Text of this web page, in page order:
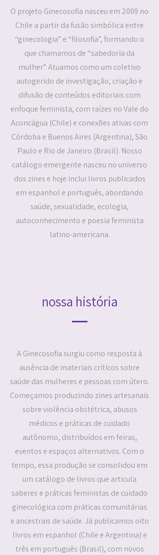
O projeto Ginecosofia nasceu em 2009 no
Chile a partir da fusão simbólica entre
“ginecologia” e “filosofia”, formando o
que chamamos de “sabedoria da
mulher”. Atuamos como um coletivo
autogerido de investigação, criação e
difusão de conteúdos editoriais com
enfoque feminista, com raízes no Vale do
Aconcágua (Chile) e conexões ativas com
Córdoba e Buenos Aires (Argentina), São
Paulo e Rio de Janeiro (Brasil). Nosso
catálogo emergente nasceu no universo
dos zines e hoje inclui livros publicados
em espanhol e português, abordando
saúde, sexualidade, ecologia,
autoconhecimento e poesia feminista
latino-americana.
nossa história
A Ginecosofia surgiu como resposta à
ausência de materiais críticos sobre
saúde das mulheres e pessoas com útero.
Começamos produzindo zines artesanais
sobre violência obstétrica, abusos
médicos e práticas de cuidado
autônomo, distribuídos em feiras,
eventos e espaços alternativos. Com o
tempo, essa produção se consolidou em
um catálogo de livros que articula
saberes e práticas feministas de cuidado
ginecológica com práticas comunitárias
e ancestrais de saúde. Já publicamos oito
livros em espanhol (Chile e Argentina) e
três em português (Brasil), com novos